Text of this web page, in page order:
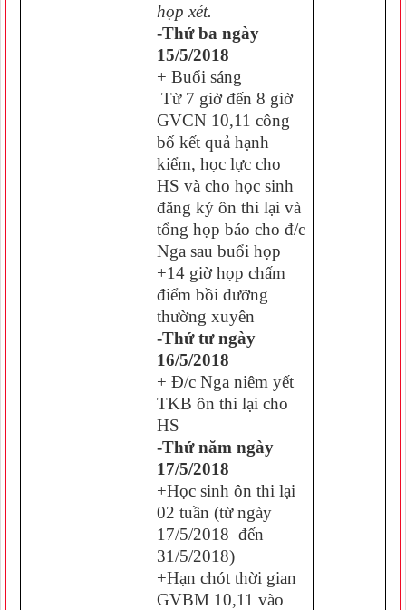
họp xét.
-Thứ ba ngày
15/5/2018
+ Buổi sáng
Từ 7 giờ đến 8 giờ
GVCN 10,11 công
bố kết quả hạnh
kiểm, học lực cho
HS và cho học sinh
đăng ký ôn thi lại và
tổng họp báo cho đ/c
Nga sau buổi họp
+14 giờ họp chấm
điểm bồi dưỡng
thường xuyên
-Thứ tư ngày
16/5/2018
+ Đ/c Nga niêm yết
TKB ôn thi lại cho
HS
-Thứ năm ngày
17/5/2018
+Học sinh ôn thi lại
02 tuần (từ ngày
17/5/2018 đến
31/5/2018)
+Hạn chót thời gian
GVBM 10,11 vào